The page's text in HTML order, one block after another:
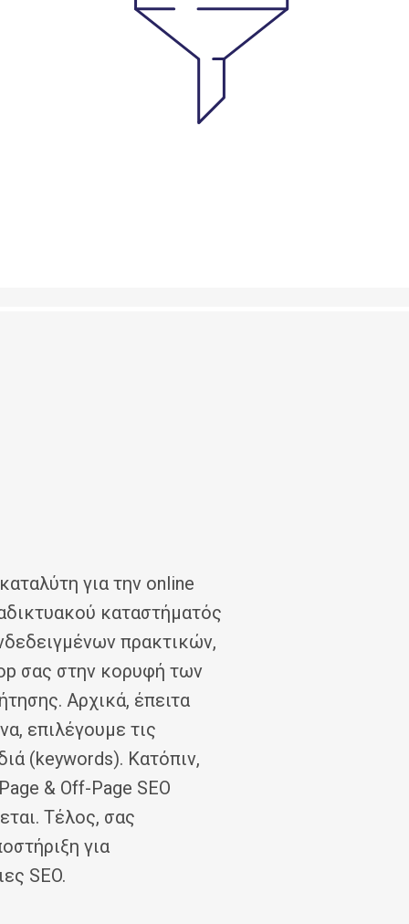
για την online
καταστήματός
πρακτικών,
σας στην κορυφή των
Αρχικά, έπειτα
επιλέγουμε τις
(keywords). Κατόπιν,
& Off-Page SEO
Τέλος, σας
για
SEO.